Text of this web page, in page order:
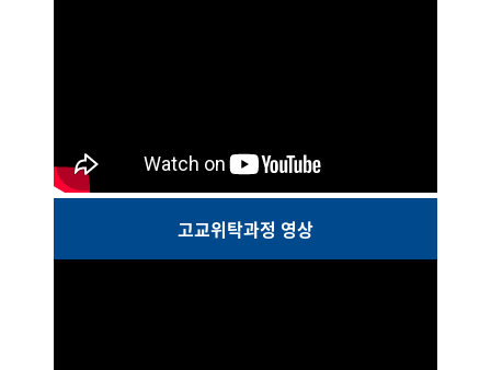
고교위탁과정 영상